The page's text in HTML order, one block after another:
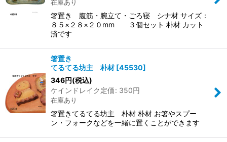
在庫あり
箸置き 腹筋・腕立て・ごろ寝 シナ材 サイズ：
８５×２８×２０mm ３個セット 朴材 カット
済です
箸置き
てるてる坊主 朴材 [45530]
346円(税込)
ケインドレイク定価: 350円
在庫あり
箸置きてるてる坊主 朴材 朴材 お箸やスプー
ン・フォークなどを一緒に置くことができます